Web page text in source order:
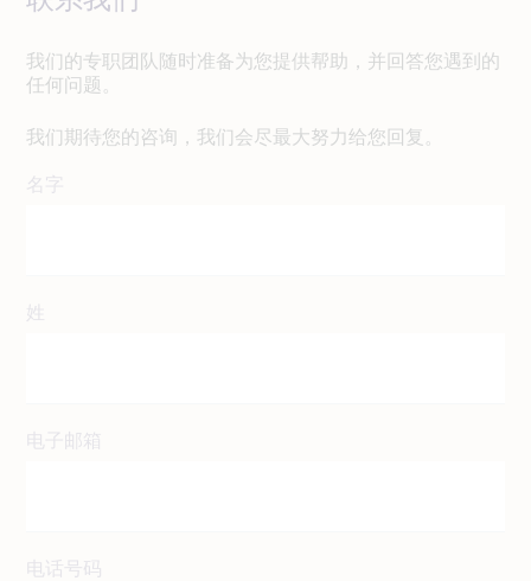
我们的专职团队随时准备为您提供帮助，并回答您遇到的
任何问题。
我们期待您的咨询，我们会尽最大努力给您回复。
名字
姓
电子邮箱
电话号码